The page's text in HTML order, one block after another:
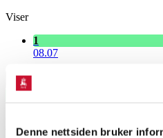
Denne nettsiden bruker
Viser
1
08.07
Velg dato
Lav